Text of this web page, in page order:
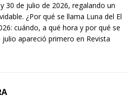
30 de julio de 2026, regalando un
¿Por qué se llama Luna del El
cuándo, a qué hora y por qué se
apareció primero en Revista